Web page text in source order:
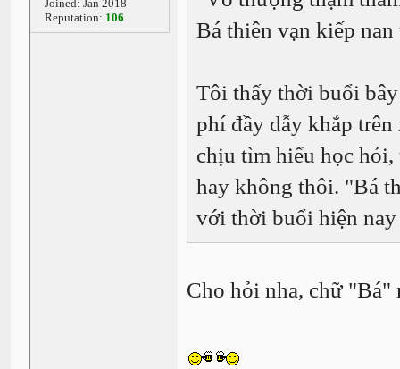
Joined: Jan 2018
Reputation: 106
Bá thiên vạn kiếp nan
Tôi thấy thời buổi
phí đầy dẫy khắp
chịu tìm hiểu học hỏi,
hay không thôi. "Bá
với thời buổi hiện nay
Cho hỏi nha, chữ "Bá"